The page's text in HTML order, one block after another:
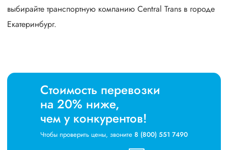
выбирайте транспортную компанию Central Trans в городе
Екатеринбург.
Стоимость перевозки
на 20% ниже,
чем у конкурентов!
Чтобы проверить цены, звоните 8 (800) 551 7490